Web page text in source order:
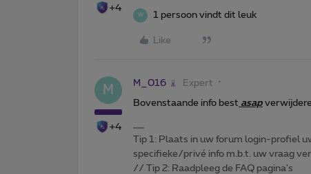
+4
W 1 persoon vindt dit leuk
Like
M
+4
M_016 Expert
Bovenstaande info best asap
Tip 1: Plaats in uw forum login-profiel
specifieke/privé info m.b.t. uw vraag
// Tip 2: Raadpleeg de FAQ pagina's